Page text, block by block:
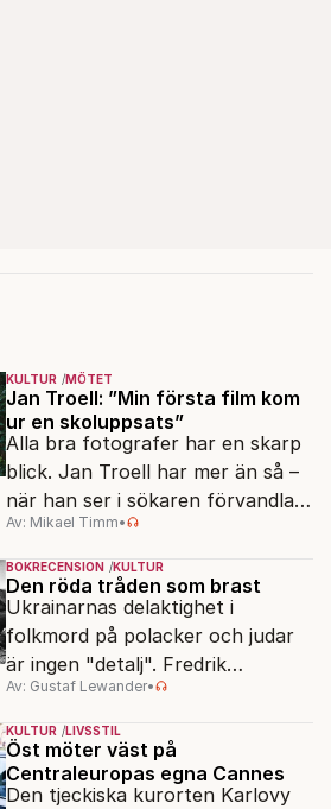
KULTUR MÖTET
Jan Troell: ”Min första film kom
ur en skoluppsats”
Alla bra fotografer har en skarp
blick. Jan Troell har mer än så –
när han ser i sökaren förvandlas
vardagen till underverk. Fyllda 95
gör han en ny film.
Av: Mikael Timm•
BOKRECENSION KULTUR
Den röda tråden som brast
Ukrainarnas delaktighet i
folkmord på polacker och judar
är ingen "detalj". Fredrik
Segerfeldts iver att skildra den
ryska imperialismen leder till en
förenklad bild av historien.
Av: Gustaf Lewander•
KULTUR LIVSSTIL
Öst möter väst på
Centraleuropas egna Cannes
Den tjeckiska kurorten Karlovy